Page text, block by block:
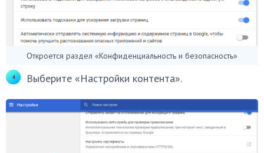
Откроется раздел «Конфиденциальность и безопасность»
Выберите «Настройки контента».